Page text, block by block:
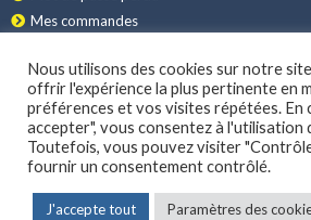
Mes commandes
Nos produits
Les applications
Nos conditions de vente
La livraison
Nous utilisons des cookies sur notre
offrir l'expérience la plus pertinente en
préférences et vos visites répétées. En
accepter", vous consentez à l'utilisation
Toutefois, vous pouvez visiter
fournir un consentement contrôlé.
J'accepte tout Paramètres des